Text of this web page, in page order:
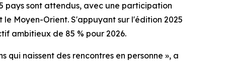
pays sont attendus, avec une participation
Moyen-Orient. S'appuyant sur l'édition 2025
ambitieux de 85 % pour 2026.
naissent des rencontres en personne », a